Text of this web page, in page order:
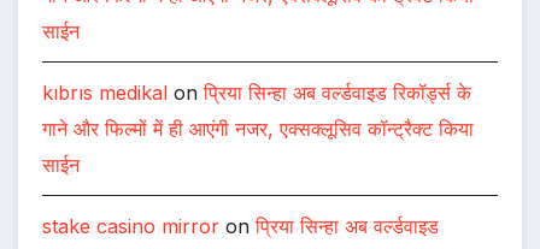
साईन
kıbrıs medikal onप्रिया सिन्हा अब वर्ल्डवाइड रिकॉर्ड्स के
गाने और फिल्मों में ही आएंगी नजर, एक्सक्लूसिव कॉन्ट्रैक्ट किया
साईन
stake casino mirror onप्रिया सिन्हा अब वर्ल्डवाइड